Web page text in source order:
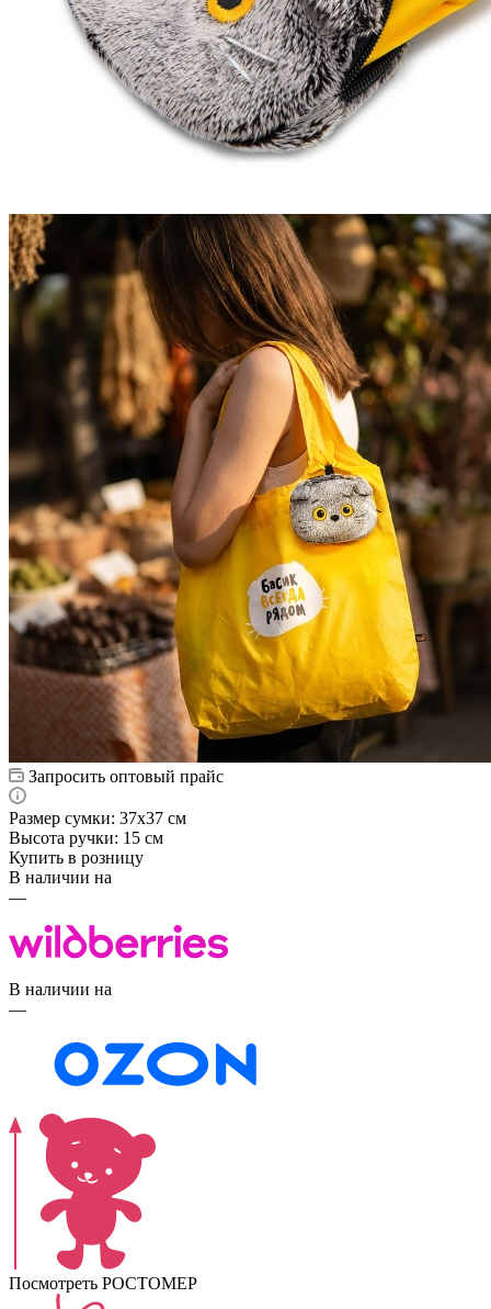
Запросить оптовый прайс
Размер сумки: 37х37 см
Высота ручки: 15 см
Купить в розницу
В наличии на
—
В наличии на
—
Посмотреть РОСТОМЕР